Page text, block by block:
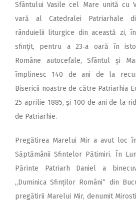
Sfântului Vasile cel Mare unită cu
vară al Catedralei Patriarhale
rânduielii liturgice din această zi,
sfințit, pentru a 23‑a oară în
Române autocefale, Sfântul și
împlinesc 140 de ani de la
Bisericii noastre de către Patriarhia
25 aprilie 1885, şi 100 de ani de la
de Patriarhie.
Pregătirea Marelui Mir a avut loc
Săptămânii Sfintelor Pătimiri. În
Părinte Patriarh Daniel a
„Duminica Sfinților Români“ din
pregătirii Marelui Mir, denumit